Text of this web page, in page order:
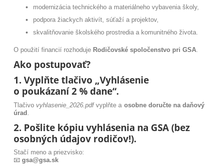
modernizácia technického a materiálneho vybavenia školy,
podpora žiackych aktivít, súťaží a projektov,
skvalitňovanie školského prostredia a komunitného života.
O použití financií rozhoduje Rodičovské spoločenstvo pri GSA
Ako postupovať?
1. Vyplňte tlačivo „Vyhlásenie
o poukázaní 2 % dane“.
Tlačivovyhlasenie_2026.pdfvyplňte a osobne doručte na daňový
úrad
2. Pošlite kópiu vyhlásenia na GSA (bez
osobných údajov rodičov!).
Stačí meno a priezvisko:
📧gsa@gsa.sk